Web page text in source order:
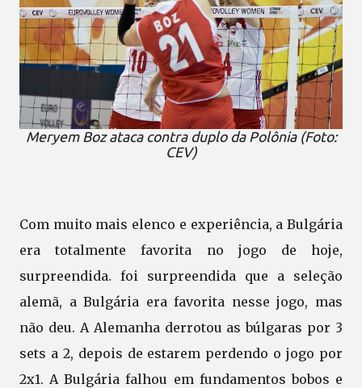
Meryem Boz ataca contra duplo da Polônia (Foto:
CEV)
Com muito mais elenco e experiência, a Bulgária
era totalmente favorita no jogo de hoje,
surpreendida. foi surpreendida que a seleção
alemã, a Bulgária era favorita nesse jogo, mas
não deu. A Alemanha derrotou as búlgaras por 3
sets a 2, depois de estarem perdendo o jogo por
2x1. A Bulgária falhou em fundamentos bobos e